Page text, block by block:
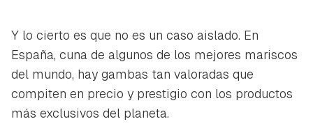
Y lo cierto es que no es un caso aislado. En
España, cuna de algunos de los mejores mariscos
del mundo, hay gambas tan valoradas que
compiten en precio y prestigio con los productos
más exclusivos del planeta.